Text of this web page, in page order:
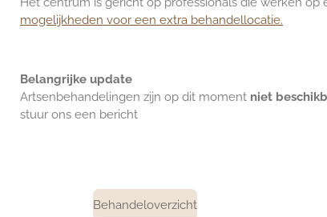
mogelijkheden voor een extra behandellocatie.
Belangrijke update
Artsenbehandelingen zijn op dit moment niet
stuur ons een bericht
Behandeloverzicht